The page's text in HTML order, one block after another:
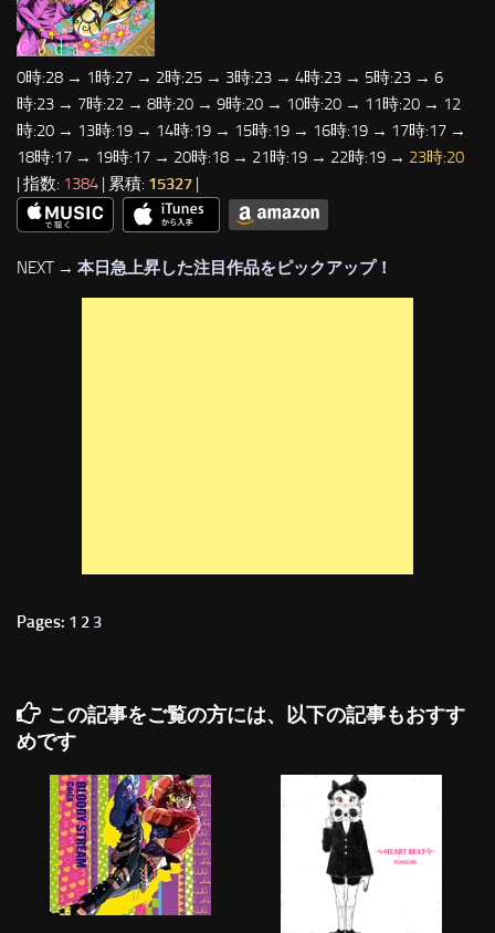
0時:28 → 1時:27 → 2時:25 → 3時:23 → 4時:23 → 5時:23 → 6
時:23 → 7時:22 → 8時:20 → 9時:20 → 10時:20 → 11時:20 → 12
時:20 → 13時:19 → 14時:19 → 15時:19 → 16時:19 → 17時:17 →
18時:17 → 19時:17 → 20時:18 → 21時:19 → 22時:19 → 23時:20
| 指数: 1384 | 累積: 15327 |
NEXT → 本日急上昇した注目作品をピックアップ！
Pages: 1 2 3
この記事をご覧の方には、以下の記事もおすす
めです